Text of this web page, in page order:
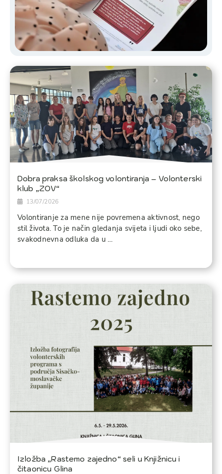
Dobra praksa školskog volontiranja – Volonterski
klub „ZOV“
13/07/2026
Volontiranje za mene nije povremena aktivnost, nego
stil života. To je način gledanja svijeta i ljudi oko sebe,
svakodnevna odluka da u …
Izložba „Rastemo zajedno“ seli u Knjižnicu i
čitaonicu Glina